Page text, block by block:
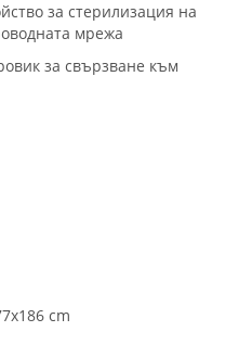
за стерилизация на
мрежа
за свързване към
cm